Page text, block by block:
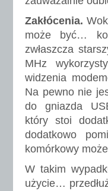
Zakłócenia.
może być…
zwłaszcza
MHz
widzenia
Na pewno nie
do gniazda
który stoi
dodatkowo
komórkowy
W takim
użycie…